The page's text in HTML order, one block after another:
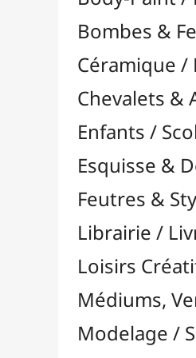
Feutres & Stylos
Librairie / Livres
Loisirs Créatifs
Médiums, Vernis & Colles
Modelage / Sculpture
Peintures / Couleurs
À l'Unité
Packs / Assortiments
Dorure
Encre


Multisurface 